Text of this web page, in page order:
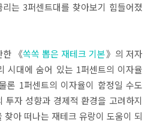
는 3퍼센트대를 찾아보기 힘들어졌
한 《쏙쏙 뽑은 재테크 기본》의 저자
시대에 숨어 있는 1퍼센트의 이자율
론 1퍼센트의 이자율이 함정일 수도
투자 성향과 경제적 환경을 고려하지
찾아 떠나는 재테크 유랑이 도움이 되